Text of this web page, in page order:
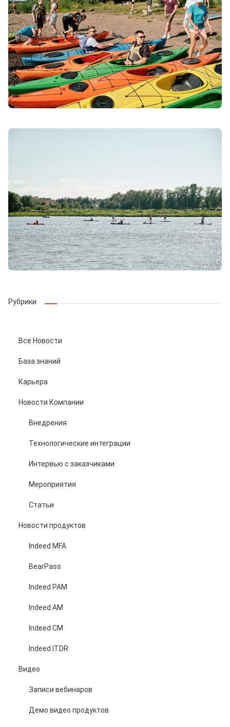
Рубрики
Все Новости
База знаний
Карьера
Новости Компании
Внедрения
Технологические интеграции
Интервью с заказчиками
Мероприятия
Статьи
Новости продуктов
Indeed MFA
BearPass
Indeed PAM
Indeed AM
Indeed CM
Indeed ITDR
Видео
Записи вебинаров
Демо видео продуктов